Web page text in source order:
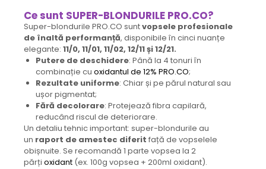
Ce sunt SUPER-BLONDURILE PRO.CO?
Super-blondurile PRO.CO suntvopsele profesionale
de înaltă performanță, disponibile în cinci nuanțe
elegante: 11/0, 11/01, 11/02, 12/11 și 12/21.
Putere de deschidere: Până la 4 tonuri în
combinație cu oxidantul de 12% PRO.CO;
Rezultate uniforme: Chiar și pe părul natural sau
ușor pigmentat;
Fără decolorare: Protejează fibra capilară,
reducând riscul de deteriorare.
Un detaliu tehnic important: super-blondurile au
un raport de amestec diferit față de vopselele
obișnuite. Se recomandă 1 parte vopsea la 2
părți oxidant (ex. 100g vopsea + 200ml oxidant).